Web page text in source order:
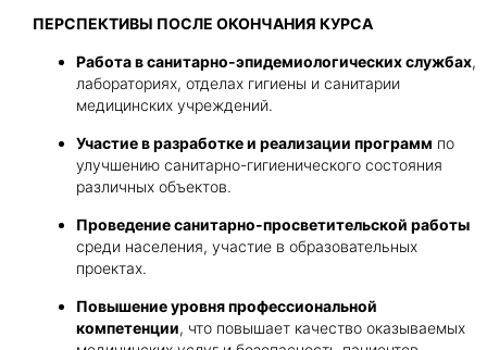
ПЕРСПЕКТИВЫ ПОСЛЕ ОКОНЧАНИЯ КУРСА
Работа в санитарно-эпидемиологических службах,
лабораториях, отделах гигиены и санитарии
медицинских учреждений.
Участие в разработке и реализации программ по
улучшению санитарно-гигиенического состояния
различных объектов.
Проведение санитарно-просветительской работы
среди населения, участие в образовательных
проектах.
Повышение уровня профессиональной
компетенции, что повышает качество оказываемых